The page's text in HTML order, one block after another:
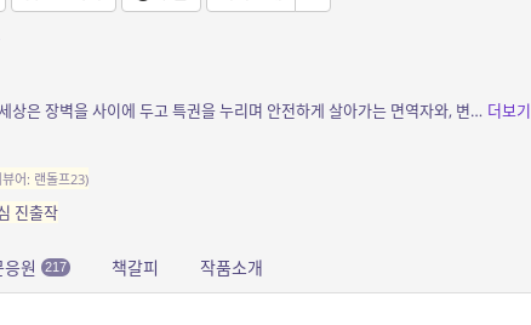
소개: 치명적인 바이러스 사태가 일어난 지 26년. 세상은 장벽을 사이에 두고 특권을 누리며 안전하게 살아가는 면역자와, 변이를 막는 약에 의존하는 보유자가 혼재하는 곳으로 뒤바뀌었다. ... 더보기
뷰어: 랜돌프23)
진출작
응원 217 책갈피 작품소개